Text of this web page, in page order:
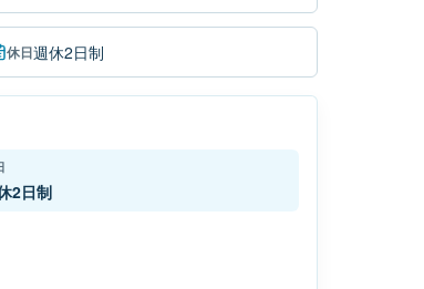
休日週休2日制
2日制